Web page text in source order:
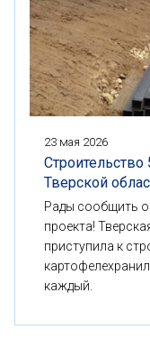
23 мая 2026
Тверской
Рады сообщить о
проекта!
приступила к
каждый.